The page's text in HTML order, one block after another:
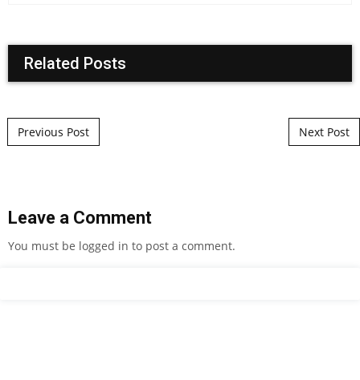
Related Posts
Post navigation
Previous Post Next Post
Leave a Comment
You must be logged in to post a comment.